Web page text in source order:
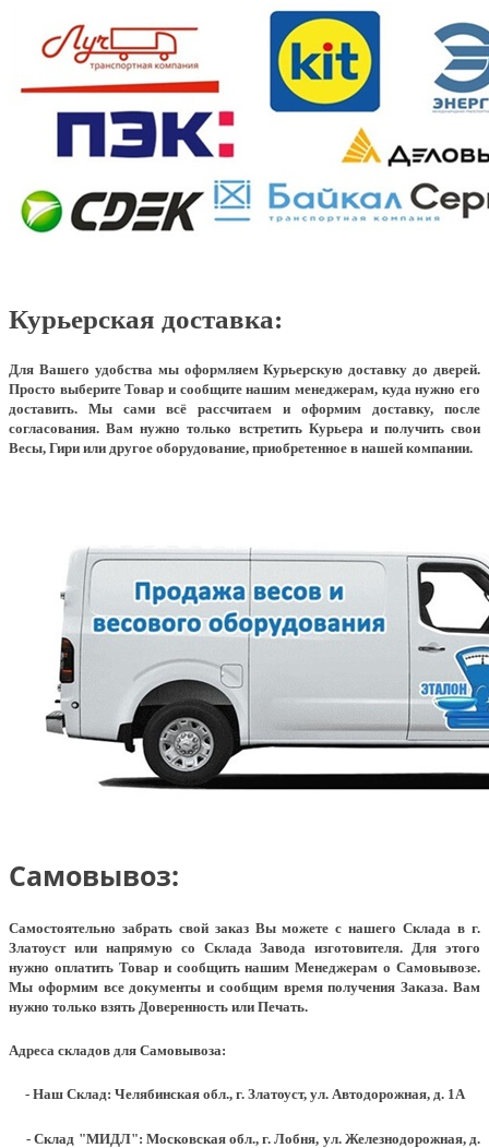
Курьерская доставка:
Для Вашего удобства мы оформляем Курьерскую доставку до дверей.
Просто выберите Товар и сообщите нашим менеджерам, куда нужно его
доставить. Мы сами всё рассчитаем и оформим доставку, после
согласования. Вам нужно только встретить Курьера и получить свои
Весы, Гири или другое оборудование, приобретенное в нашей компании.
Самовывоз:
Самостоятельно забрать свой заказ Вы можете с нашего Склада в г.
Златоуст или напрямую со Склада Завода изготовителя. Для этого
нужно оплатить Товар и сообщить нашим Менеджерам о Самовывозе.
Мы оформим все документы и сообщим время получения Заказа. Вам
нужно только взять Доверенность или Печать.
Адреса складов для Самовывоза:
- Наш Склад: Челябинская обл., г. Златоуст, ул. Автодорожная, д. 1А
- Склад "МИДЛ": Московская обл., г. Лобня, ул. Железнодорожная, д.